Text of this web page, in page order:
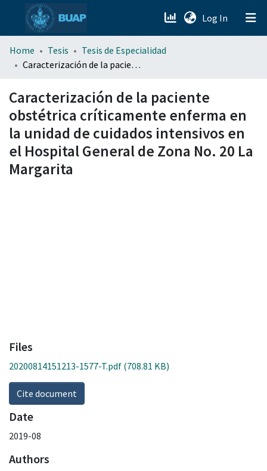
Log In (current)
menu.section.about_menu
Home Tesis
Tesis de Especialidad
Caracterización de la paciente obstétrica críticamente enferma en la unidad de cuidados intensivos en el Hospital General de Zona No. 20 La Margarita
Caracterización de la paciente
obstétrica críticamente enferma en
la unidad de cuidados intensivos en
el Hospital General de Zona No. 20 La
Margarita
Files
20200814151213-1577-T.pdf (708.81 KB)
Cite document
Date
2019-08
Authors